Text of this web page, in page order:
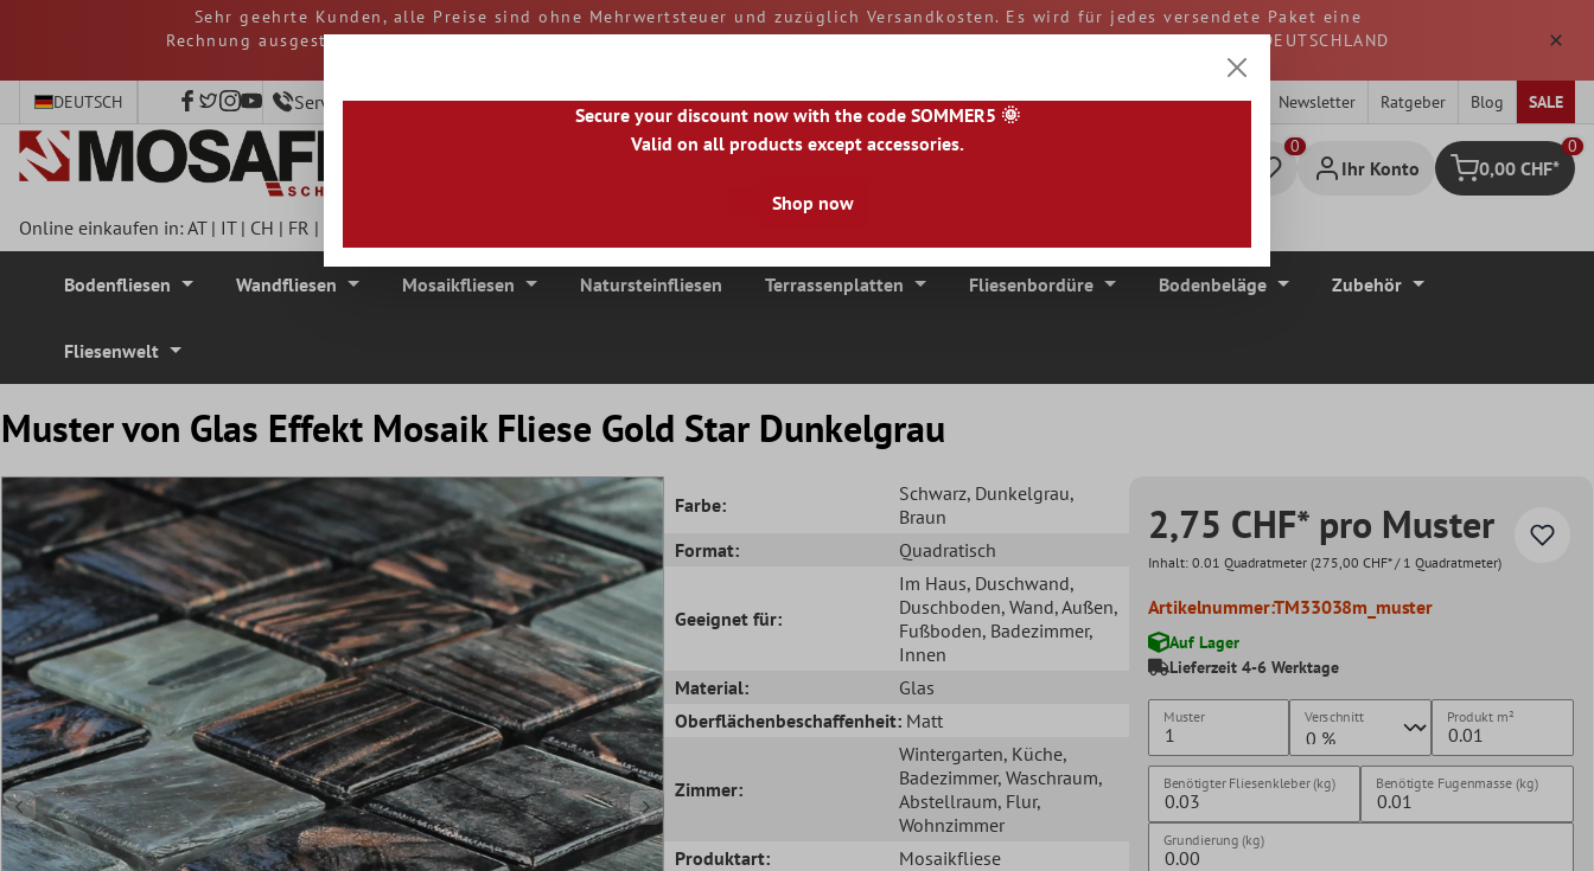
Sehr geehrte Kunden, alle Preise sind ohne Mehrwertsteuer und zuzüglich Versandkosten. Es wird für jedes versendete Paket eine
Rechnung ausgestellt. Eventuelle Steuern und Zölle sind bei Erhalt der Ware von Ihnen zu tragen. Alle Waren werden aus DEUTSCHLAND
DEUTSCH
Service-Hotline +49 40 79750890 Newsletter Ratgeber Blog SALE
Ihr Konto Warenkorb
0
0,00 CHF*
Online einkaufen in:AT| IT| CH | FR |
Bodenfliesen Wandfliesen Mosaikfliesen Natursteinfliesen Terrassenplatten Fliesenbordüre Bodenbeläge Zubehör
Fliesenwelt
Muster von Glas Effekt Mosaik Fliese Gold Star Dunkelgrau
Farbe: Schwarz, Dunkelgrau,
Braun
Format:
Quadratisch
Geeignet für:
Im Haus, Duschwand,
Duschboden, Wand, Außen,
Fußboden, Badezimmer,
Innen
Material:
Glas
Oberflächenbeschaffenheit: Matt
Zimmer:
Wintergarten, Küche,
Badezimmer, Waschraum,
Abstellraum, Flur,
Wohnzimmer
Produktart:
Mosaikfliese
2,75 CHF* pro Muster
Inhalt: 0.01 Quadratmeter (275,00 CHF* / 1 Quadratmeter)
Artikelnummer:TM33038m_muster
Auf Lager
Lieferzeit 4-6 Werktage
Muster Verschnitt Produkt m²
Benötigter Fliesenkleber (kg) Benötigte Fugenmasse (kg)
Grundierung (kg)
Secure your discount now with the code SOMMER5 🌞
Valid on all products except accessories.
Shop now